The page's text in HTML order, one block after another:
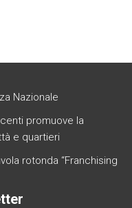
Nazionale
promuove la
e quartieri
rotonda “Franchising